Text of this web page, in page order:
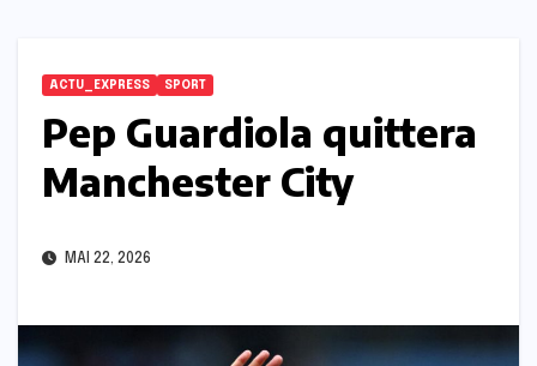
ACTU_EXPRESS SPORT
Pep Guardiola quittera
Manchester City
MAI 22, 2026